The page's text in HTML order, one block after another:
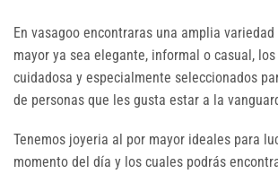
En vasagoo encontraras una amplia
mayor ya sea elegante, informal o casual,
cuidadosa y especialmente seleccionados
de personas que les gusta estar a la
Tenemos joyeria al por mayor ideales para
momento del día y los cuales podrás